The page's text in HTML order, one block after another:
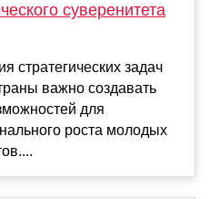
суверенитета
стратегических задач
важно создавать
для
роста молодых